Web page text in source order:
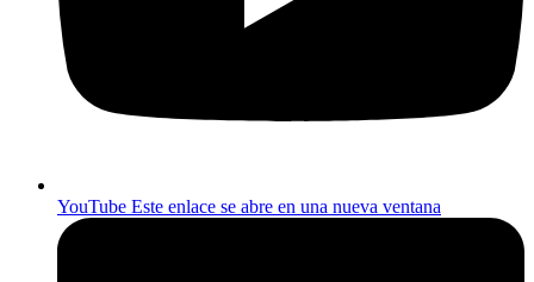
YouTube Este enlace se abre en una nueva ventana